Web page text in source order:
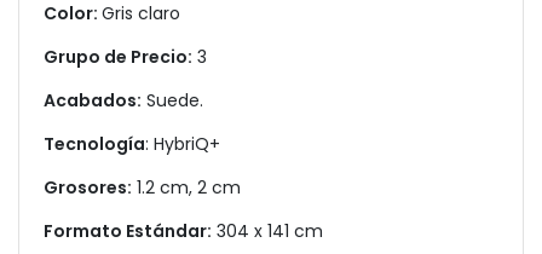
Color: Gris claro
Grupo de Precio: 3
Acabados: Suede.
Tecnología: HybriQ+
Grosores: 1.2 cm, 2 cm
Formato Estándar: 304 x 141 cm